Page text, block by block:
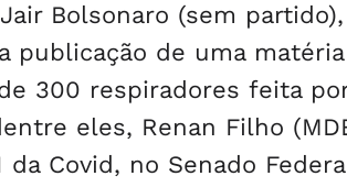
Bolsonaro (sem
publicação de uma
300 respiradores feita
eles, Renan Filho
da Covid, no Senado